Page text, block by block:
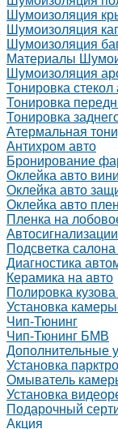
Шумоизоляция
Шумоизоляция
Шумоизоляция
Материалы
Шумоизоляция
Тонировка
Тонировка
Тонировка
Атермальная
Антихром авто
Бронирование
Оклейка авто
Оклейка авто
Оклейка авто
Пленка на
Автосигнализации
Подсветка
Диагностика
Керамика на авто
Полировка кузова
Установка
Чип-Тюнинг
Чип-Тюнинг БМВ
Дополнительные
Установка
Омыватель
Установка
Подарочный
Акция